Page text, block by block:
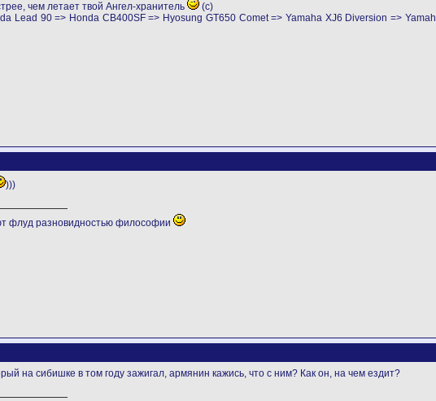
чем летает твой Ангел-хранитель
(с)
Lead 90 => Honda CB400SF => Hyosung GT650 Comet => Yamaha XJ6 Diversion =>
)))
флуд разновидностью философии
на сибишке в том году зажигал, армянин кажись, что с ним? Как он, на чем ездит?